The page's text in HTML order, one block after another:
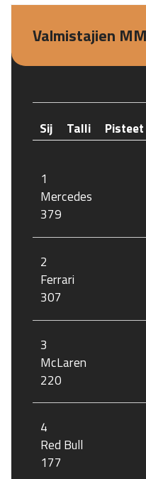
Valmistajien
Sij Talli Pisteet
1
Mercedes
379
2
Ferrari
307
3
McLaren
220
4
Red Bull
177